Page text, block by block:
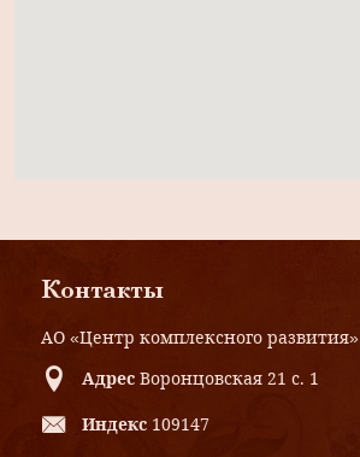
Контакты
АО «Центр комплексного развития»
Адрес Воронцовская 21 с. 1
Индекс 109147